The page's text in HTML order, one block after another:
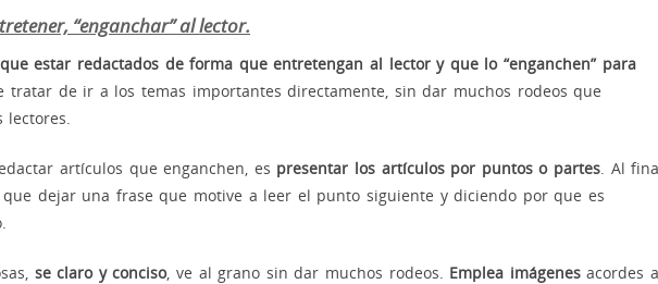
“enganchar” al lector.
estar redactados de forma que entretengan al lector y que lo “enganchen” para
tratar de ir a los temas importantes directamente, sin dar muchos rodeos que
artículos que enganchen, es presentar los artículos por puntos o partes . Al
dejar una frase que motive a leer el punto siguiente y diciendo por que es
se claro y conciso, ve al grano sin dar muchos rodeos. Emplea imágenesacordes